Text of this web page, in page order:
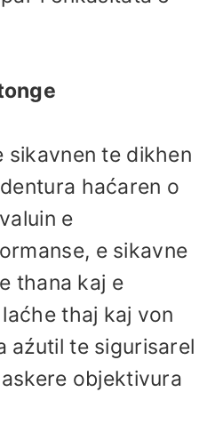
sikavnen te dikhen
haćaren o
e
e sikavne
thana kaj e
thaj kaj von
aźutil te sigurisarel
objektivura